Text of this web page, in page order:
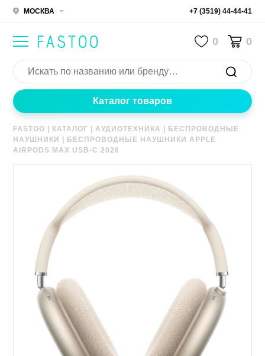
МОСКВА +7 (3519) 44-44-41
0 0
Каталог товаров
FASTOO КАТАЛОГ |АУДИОТЕХНИКА
БЕСПРОВОДНЫЕ
НАУШНИКИ
БЕСПРОВОДНЫЕ НАУШНИКИ APPLE
AIRPODS MAX USB-C 2026